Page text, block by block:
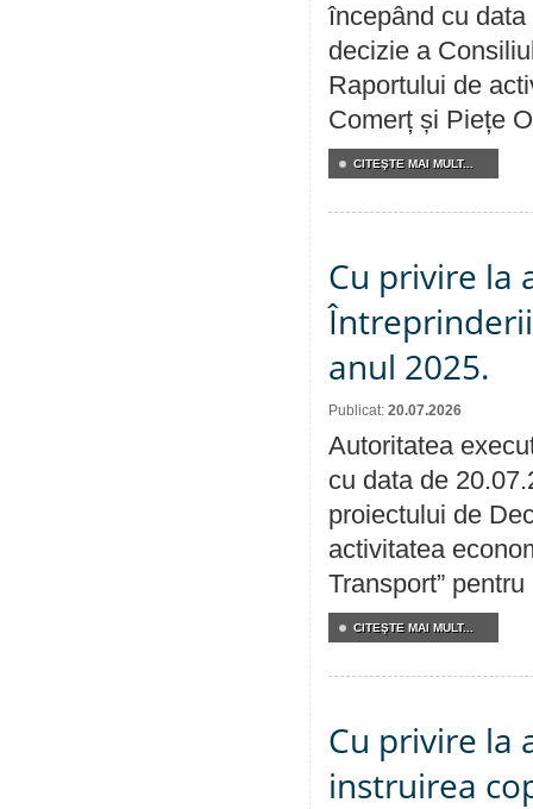
începând cu
decizie a
Raportului de
Comerț și Piețe
CITEŞTE MAI MULT...
Cu privire la
anul 2025.
Publicat: 20.07.2026
Autoritatea
cu data de
proiectului de
activitatea
Transport” pentru
CITEŞTE MAI MULT...
Cu privire la
instruirea